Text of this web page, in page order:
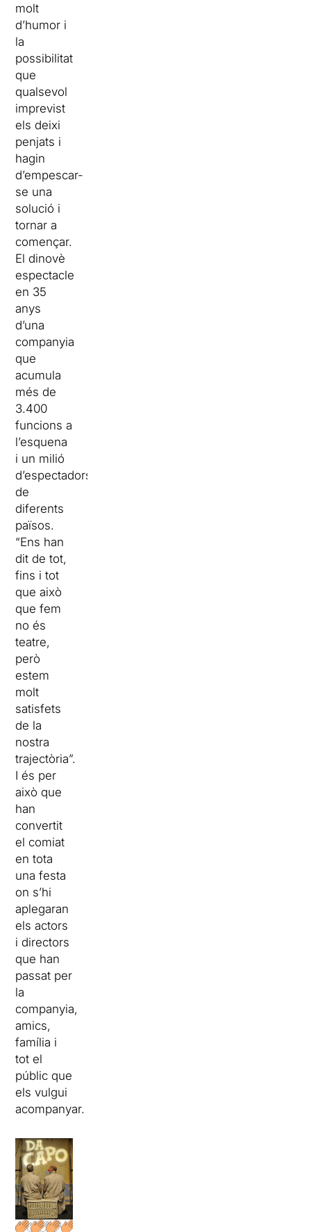
molt
d’humor i
la
possibilitat
que
qualsevol
imprevist
els deixi
penjats i
hagin
d’empescar-
se una
solució i
tornar a
començar.
El dinovè
espectacle
en 35
anys
d’una
companyia
que
acumula
més de
3.400
funcions a
l’esquena
i un milió
d’espectadors
de
diferents
països.
“Ens han
dit de tot,
fins i tot
que això
que fem
no és
teatre,
però
estem
molt
satisfets
de la
nostra
trajectòria”.
I és per
això que
han
convertit
el comiat
en tota
una festa
on s’hi
aplegaran
els actors
i directors
que han
passat per
la
companyia,
amics,
família i
tot el
públic que
els vulgui
acompanyar.